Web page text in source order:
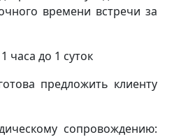
времени встречи за
часа до 1 суток
предложить клиенту
сопровождению: